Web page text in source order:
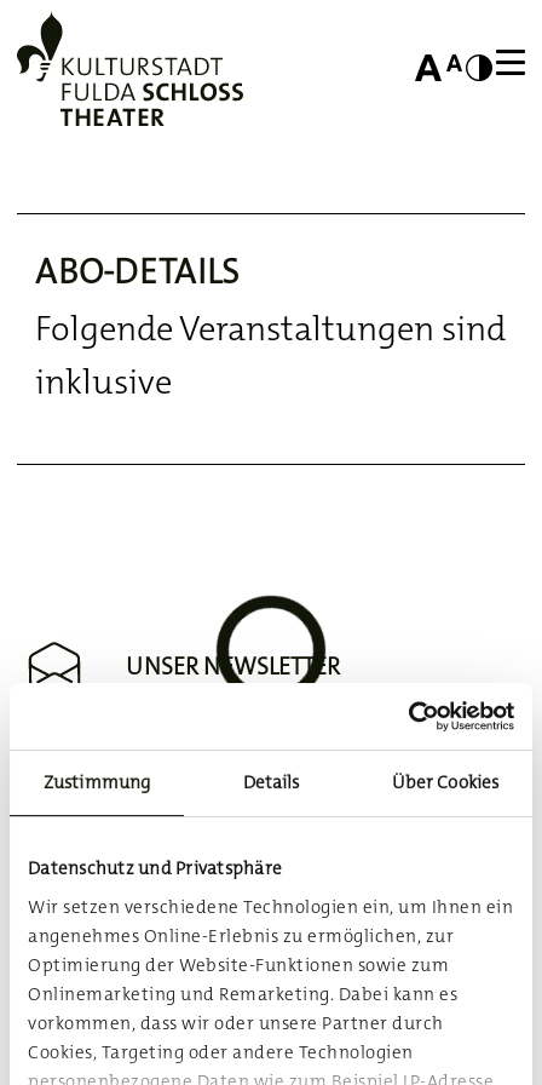
Zustimmung Details Über Cookies
Datenschutz und Privatsphäre
Wir setzen verschiedene Technologien ein, um Ihnen ein
angenehmes Online-Erlebnis zu ermöglichen, zur
Optimierung der Website-Funktionen sowie zum
Onlinemarketing und Remarketing. Dabei kann es
vorkommen, dass wir oder unsere Partner durch
Cookies, Targeting oder andere Technologien
ABO-DETAILS
Folgende Veranstaltungen sind
inklusive
UNSER NEWSLETTER
Nachname
Email
Eintragen